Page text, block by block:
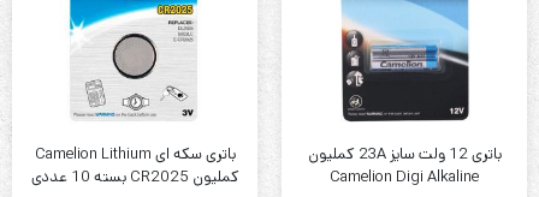
باتری 12 ولت سایز 23A کملیون
Camelion Digi Alkaline
باتری سکه ای Camelion Lithium
کملیون CR2025 بسته 10 عددی